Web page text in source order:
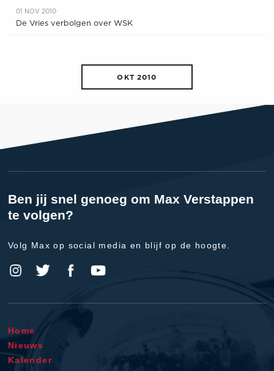
01 NOV 2010
De Vries verbolgen over WSK
OKT 2010
Ben jij snel genoeg om Max Verstappen
te volgen?
Volg Max op social media en blijf op de hoogte.
Home
Nieuws
Kalender